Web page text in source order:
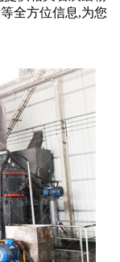
全方位信息,为您